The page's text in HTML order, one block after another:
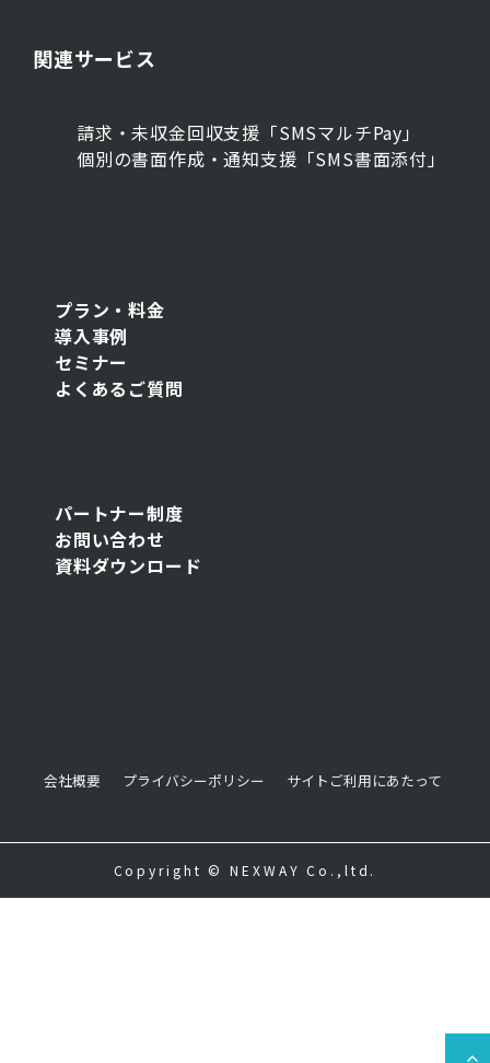
関連サービス
請求・未収金回収支援「SMSマルチPay」
個別の書面作成・通知支援「SMS書面添付」
プラン・料金
導入事例
セミナー
よくあるご質問
パートナー制度
お問い合わせ
資料ダウンロード
会社概要 プライバシーポリシー サイトご利用にあたって
Copyright © NEXWAY Co.,ltd.